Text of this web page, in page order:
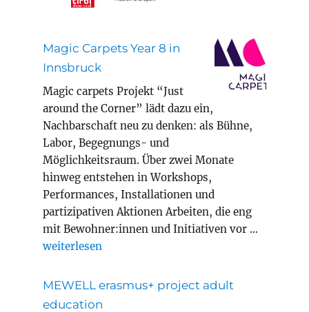
Magic Carpets Year 8 in
Innsbruck
Magic carpets Projekt “Just
around the Corner” lädt dazu ein,
Nachbarschaft neu zu denken: als Bühne,
Labor, Begegnungs- und
Möglichkeitsraum. Über zwei Monate
hinweg entstehen in Workshops,
Performances, Installationen und
partizipativen Aktionen Arbeiten, die eng
mit Bewohner:innen und Initiativen vor …
„Magic Carpets Year 8 in Innsbruck“
weiterlesen
MEWELL erasmus+ project adult
education